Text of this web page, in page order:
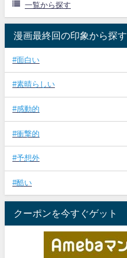
一覧から探す
漫画最終回の印象から探す
#面白い
#素晴らしい
#感動的
#衝撃的
#予想外
#酷い
クーポンを今すぐゲット